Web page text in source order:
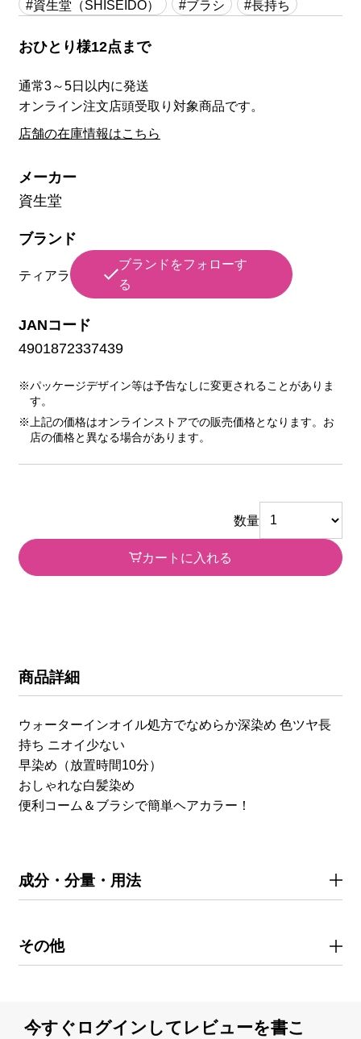
#資生堂（SHISEIDO）
#ブラシ #長持ち
おひとり様12点まで
通常3～5日以内に発送
オンライン注文店頭受取り対象商品です。
店舗の在庫情報はこちら
メーカー
資生堂
ブランド
ティアラ
ブランドをフォローす
る
JANコード
4901872337439
※パッケージデザイン等は予告なしに変更されることがありま
す。
※上記の価格はオンラインストアでの販売価格となります。お
店の価格と異なる場合があります。
数量
カートに入れる
商品詳細
ウォーターインオイル処方でなめらか深染め 色ツヤ長
持ち ニオイ少ない
早染め（放置時間10分）
おしゃれな白髪染め
便利コーム＆ブラシで簡単ヘアカラー！
成分・分量・用法
その他
今すぐログインしてレビューを書こ